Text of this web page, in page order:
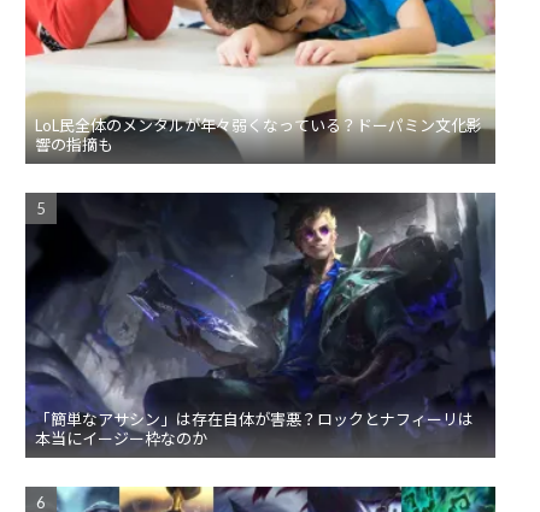
LoL民全体のメンタルが年々弱くなっている？ドーパミン文化影
響の指摘も
「簡単なアサシン」は存在自体が害悪？ロックとナフィーリは
本当にイージー枠なのか